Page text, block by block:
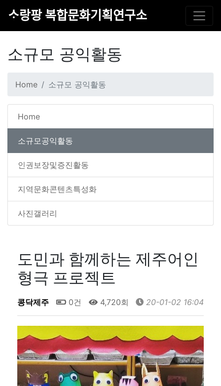
ᄉᆞ랑팡 복합문화기획연구소
소규모 공익활동
Home 소규모 공익활동
Home
소규모공익활동
인권보장및증진활동
지역문화콘텐츠특성화
사진갤러리
도민과 함께하는 제주어인
형극 프로젝트
콩닥제주 0건 4,720회 20-01-02 16:04